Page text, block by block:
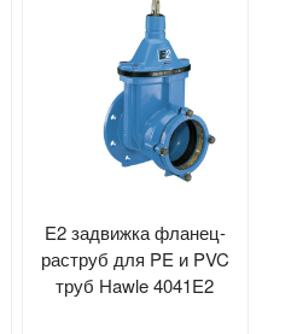
E2 задвижка фланец-
раструб для PE и PVC
труб Hawle 4041E2